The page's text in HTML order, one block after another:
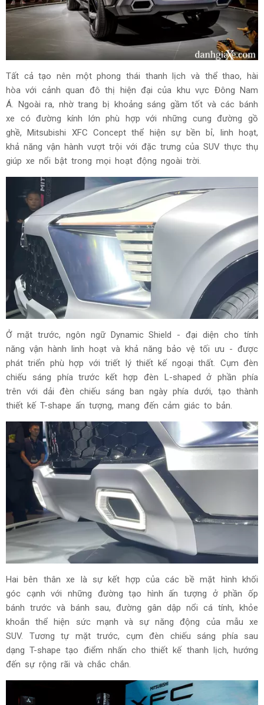
Tất cả tạo nên một phong thái thanh lịch và thể thao, hài
hòa với cảnh quan đô thị hiện đại của khu vực Đông Nam
Á. Ngoài ra, nhờ trang bị khoảng sáng gầm tốt và các bánh
xe có đường kính lớn phù hợp với những cung đường gồ
ghề, Mitsubishi XFC Concept thể hiện sự bền bỉ, linh hoạt,
khả năng vận hành vượt trội với đặc trưng của SUV thực thụ
giúp xe nổi bật trong mọi hoạt động ngoài trời.
Ở mặt trước, ngôn ngữ Dynamic Shield - đại diện cho tính
năng vận hành linh hoạt và khả năng bảo vệ tối ưu - được
phát triển phù hợp với triết lý thiết kế ngoại thất. Cụm đèn
chiếu sáng phía trước kết hợp đèn L-shaped ở phần phía
trên với dải đèn chiếu sáng ban ngày phía dưới, tạo thành
thiết kế T-shape ấn tượng, mang đến cảm giác to bản.
Hai bên thân xe là sự kết hợp của các bề mặt hình khối
góc cạnh với những đường tạo hình ấn tượng ở phần ốp
bánh trước và bánh sau, đường gân dập nổi cá tính, khỏe
khoắn thể hiện sức mạnh và sự năng động của mẫu xe
SUV. Tương tự mặt trước, cụm đèn chiếu sáng phía sau
dạng T-shape tạo điểm nhấn cho thiết kế thanh lịch, hướng
đến sự rộng rãi và chắc chắn.